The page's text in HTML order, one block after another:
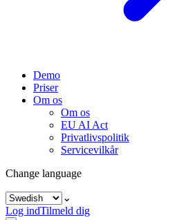
Demo
Priser
Om os
Om os
EU AI Act
Privatlivspolitik
Servicevilkår
Change language
⌄
Log indTilmeld dig